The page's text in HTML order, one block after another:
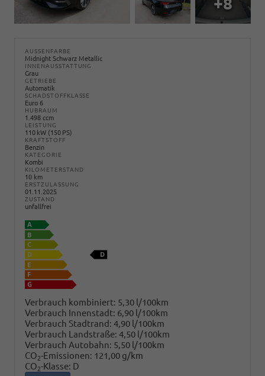
AUSSENFARBE
Midnight Schwarz Metallic
INNENAUSSTATTUNG
Grau
GETRIEBE
Automatik
SCHADSTOFFKLASSE
Euro 6
HUBRAUM
1.498 ccm
LEISTUNG
110 kW (150 PS)
KRAFTSTOFF
Benzin
KATEGORIE
Kombi
KILOMETERSTAND
10 km
ERSTZULASSUNG
01.11.2025
ZUSTAND
unfallfrei
Verbrauch kombiniert: 5,30 l/100km
Verbrauch Innenstadt: 6,90 l/100km
Verbrauch Stadtrand: 4,90 l/100km
Verbrauch Landstraße: 4,50 l/100km
Verbrauch Autobahn: 5,50 l/100km
CO2-Emissionen: 121,00 g/km
CO2-Klasse: D